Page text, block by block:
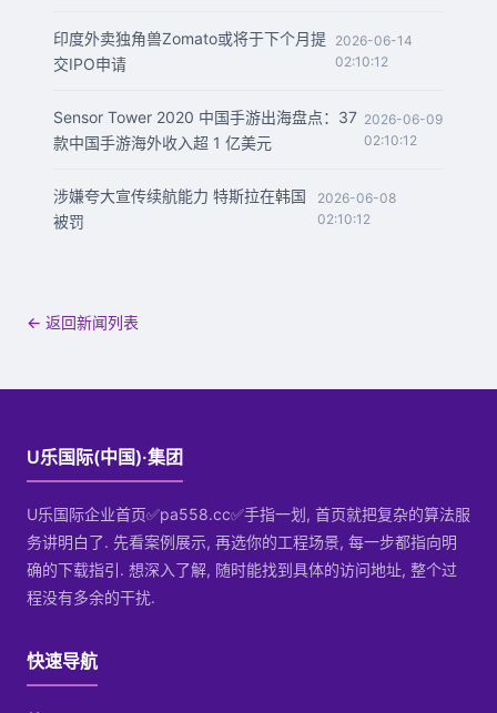
印度外卖独角兽Zomato或将于下个月提
交IPO申请
2026-06-14
02:10:12
Sensor Tower 2020 中国手游出海盘点：37
款中国手游海外收入超 1 亿美元
2026-06-09
02:10:12
涉嫌夸大宣传续航能力 特斯拉在韩国
被罚
2026-06-08
02:10:12
← 返回新闻列表
U乐国际(中国)·集团
U乐国际企业首页✅pa558.cc✅手指一划, 首页就把复杂的算法服
务讲明白了. 先看案例展示, 再选你的工程场景, 每一步都指向明
确的下载指引. 想深入了解, 随时能找到具体的访问地址, 整个过
程没有多余的干扰.
快速导航